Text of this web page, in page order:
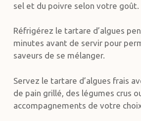
sel et du poivre selon votre goût.
Réfrigérez le tartare d’algues
minutes avant de servir pour
saveurs de se mélanger.
Servez le tartare d’algues frais
de pain grillé, des légumes crus
accompagnements de votre